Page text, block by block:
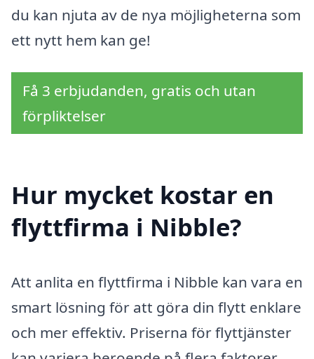
du kan njuta av de nya möjligheterna som
ett nytt hem kan ge!
Få 3 erbjudanden, gratis och utan
förpliktelser
Hur mycket kostar en
flyttfirma i Nibble?
Att anlita en flyttfirma i Nibble kan vara en
smart lösning för att göra din flytt enklare
och mer effektiv. Priserna för flyttjänster